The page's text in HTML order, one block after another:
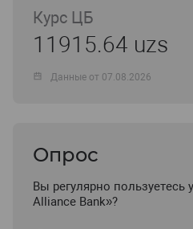
Курс ЦБ
11915.64 uzs
Данные от 07.08.2026
Опрос
Вы регулярно пользуетесь
Alliance Bank»?